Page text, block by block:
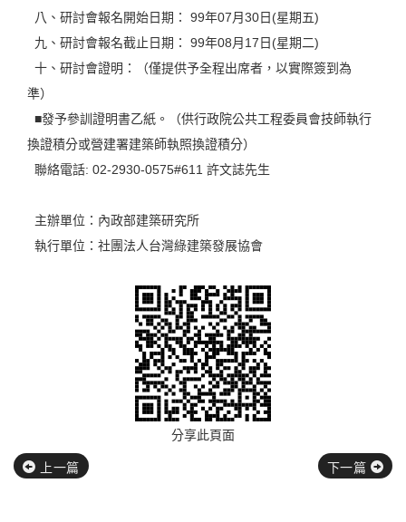
八、研討會報名開始日期： 99年07月30日(星期五)
九、研討會報名截止日期： 99年08月17日(星期二)
十、研討會證明：（僅提供予全程出席者，以實際簽到為
準）
■發予參訓證明書乙紙。（供行政院公共工程委員會技師執行
換證積分或營建署建築師執照換證積分）
聯絡電話: 02-2930-0575#611 許文誌先生
主辦單位：內政部建築研究所
執行單位：社團法人台灣綠建築發展協會
分享此頁面
上一篇 下一篇